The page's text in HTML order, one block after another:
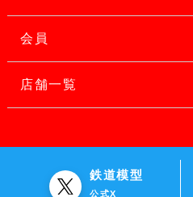
会員
店舗一覧
鉄道模型
公式X